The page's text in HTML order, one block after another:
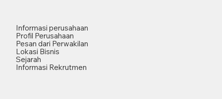
Informasi perusahaan
Profil Perusahaan
Pesan dari Perwakilan
Lokasi Bisnis
Sejarah
Informasi Rekrutmen